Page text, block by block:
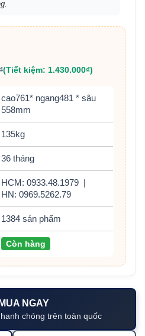
(Tiết kiệm: 1.430.000₫)
cao761* ngang481 * sâu
558mm
135kg
36 tháng
HCM: 0933.48.1979
HN: 0969.5262.79
1384 sản phẩm
Còn hàng
NGAY
chóng trên toàn quốc